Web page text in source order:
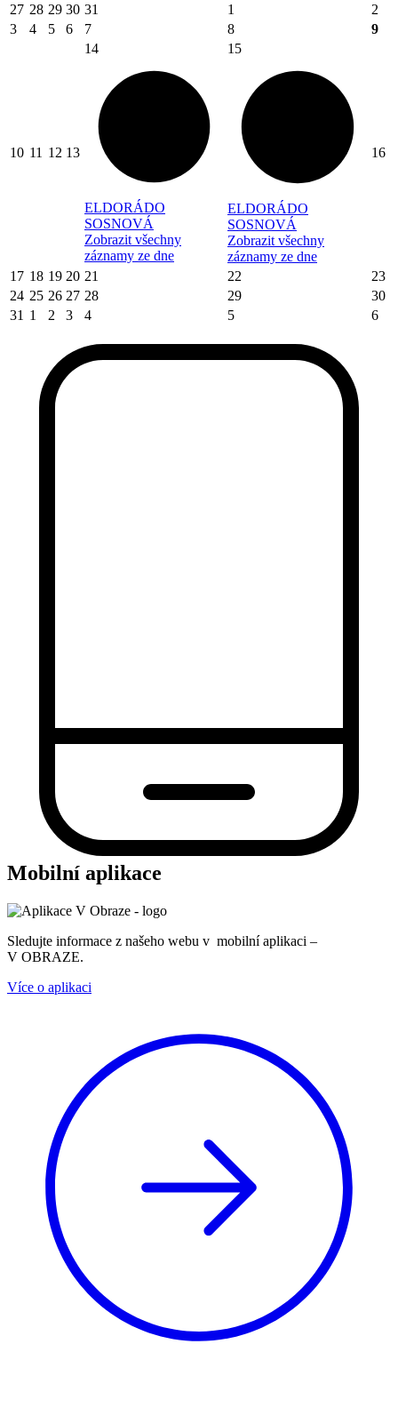
27 28 29 30 31 1
2
3
4 5 6 7 8 9
10 11 12 13
14
ELDORÁDO
SOSNOVÁ
Zobrazit všechny
záznamy ze dne
15
ELDORÁDO
SOSNOVÁ
Zobrazit všechny
záznamy ze dne
16
17 18 19 20 21 22
23
24 25 26 27 28 29
30
31 1 2 3 4 5 6
Mobilní aplikace
Sledujte informace z našeho webu v mobilní aplikaci –
V OBRAZE.
Více o aplikaci